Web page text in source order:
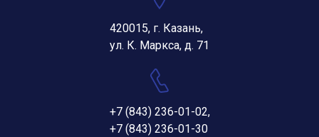
420015, г. Казань,
ул. К. Маркса, д. 71
+7 (843) 236-01-02,
+7 (843) 236-01-30